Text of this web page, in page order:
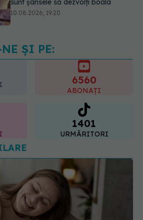
A murit Prof. Dr. Ioana Micle, un
reper al pediatriei timișorene
NE ȘI PE:
6560
ABONAȚI
1401
URMĂRITORI